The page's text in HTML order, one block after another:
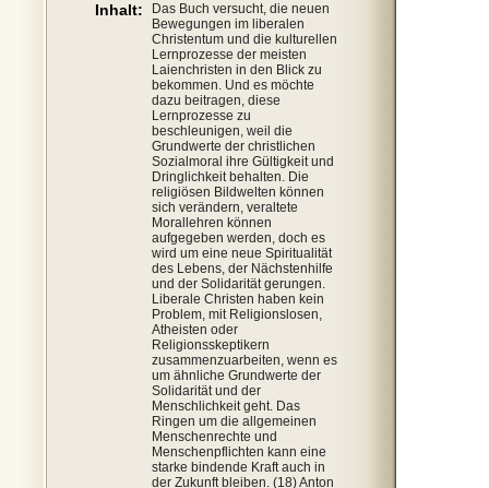
Inhalt:
Das Buch versucht, die neuen
Bewegungen im liberalen
Christentum und die kulturellen
Lernprozesse der meisten
Laienchristen in den Blick zu
bekommen. Und es möchte
dazu beitragen, diese
Lernprozesse zu
beschleunigen, weil die
Grundwerte der christlichen
Sozialmoral ihre Gültigkeit und
Dringlichkeit behalten. Die
religiösen Bildwelten können
sich verändern, veraltete
Morallehren können
aufgegeben werden, doch es
wird um eine neue Spiritualität
des Lebens, der Nächstenhilfe
und der Solidarität gerungen.
Liberale Christen haben kein
Problem, mit Religionslosen,
Atheisten oder
Religionsskeptikern
zusammenzuarbeiten, wenn es
um ähnliche Grundwerte der
Solidarität und der
Menschlichkeit geht. Das
Ringen um die allgemeinen
Menschenrechte und
Menschenpflichten kann eine
starke bindende Kraft auch in
der Zukunft bleiben. (18) Anton